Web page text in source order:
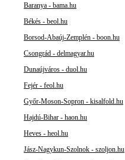
Baranya - bama.hu
Békés - beol.hu
Borsod-Abaúj-Zemplén - boon.hu
Csongrád - delmagyar.hu
Dunaújváros - duol.hu
Fejér - feol.hu
Győr-Moson-Sopron - kisalfold.hu
Hajdú-Bihar - haon.hu
Heves - heol.hu
Jász-Nagykun-Szolnok - szoljon.hu